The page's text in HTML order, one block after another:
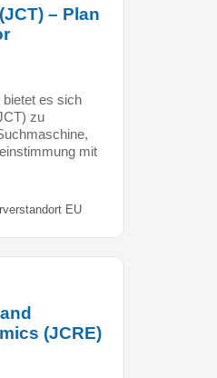
– Plan
bietet es sich
zu
mit
EU
(JCRE)